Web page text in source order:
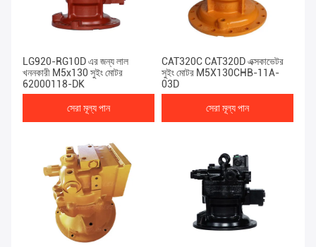
LG920-RG10D এর জন্য লাল
খননকারী M5x130 সুইং মোটর
62000118-DK
সেরা মূল্য পান
CAT320C CAT320D এক্সকাভেটর
সুইং মোটর M5X130CHB-11A-
03D
সেরা মূল্য পান